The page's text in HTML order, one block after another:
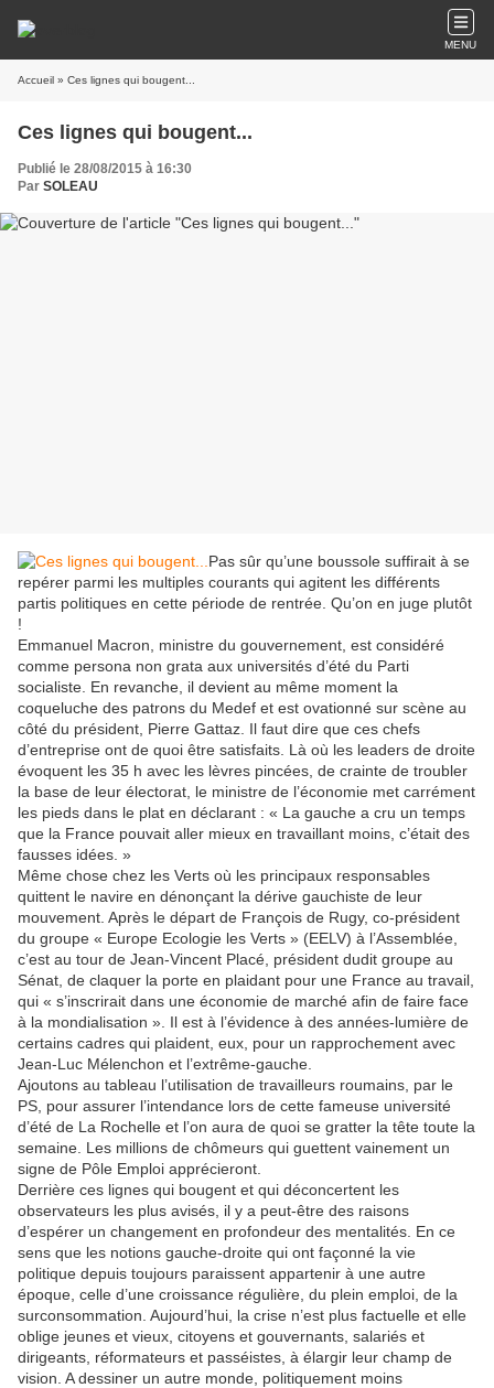
MENU
Accueil » Ces lignes qui bougent...
Ces lignes qui bougent...
Publié le 28/08/2015 à 16:30
Par SOLEAU
Pas sûr qu’une boussole suffirait à se
repérer parmi les multiples courants qui agitent les différents
partis politiques en cette période de rentrée. Qu’on en juge plutôt
!
Emmanuel Macron, ministre du gouvernement, est considéré
comme persona non grata aux universités d’été du Parti
socialiste. En revanche, il devient au même moment la
coqueluche des patrons du Medef et est ovationné sur scène au
côté du président, Pierre Gattaz. Il faut dire que ces chefs
d’entreprise ont de quoi être satisfaits. Là où les leaders de droite
évoquent les 35 h avec les lèvres pincées, de crainte de troubler
la base de leur électorat, le ministre de l’économie met carrément
les pieds dans le plat en déclarant : « La gauche a cru un temps
que la France pouvait aller mieux en travaillant moins, c’était des
fausses idées. »
Même chose chez les Verts où les principaux responsables
quittent le navire en dénonçant la dérive gauchiste de leur
mouvement. Après le départ de François de Rugy, co-président
du groupe « Europe Ecologie les Verts » (EELV) à l’Assemblée,
c’est au tour de Jean-Vincent Placé, président dudit groupe au
Sénat, de claquer la porte en plaidant pour une France au travail,
qui « s’inscrirait dans une économie de marché afin de faire face
à la mondialisation ». Il est à l’évidence à des années-lumière de
certains cadres qui plaident, eux, pour un rapprochement avec
Jean-Luc Mélenchon et l’extrême-gauche.
Ajoutons au tableau l’utilisation de travailleurs roumains, par le
PS, pour assurer l’intendance lors de cette fameuse université
d’été de La Rochelle et l’on aura de quoi se gratter la tête toute la
semaine. Les millions de chômeurs qui guettent vainement un
signe de Pôle Emploi apprécieront.
Derrière ces lignes qui bougent et qui déconcertent les
observateurs les plus avisés, il y a peut-être des raisons
d’espérer un changement en profondeur des mentalités. En ce
sens que les notions gauche-droite qui ont façonné la vie
politique depuis toujours paraissent appartenir à une autre
époque, celle d’une croissance régulière, du plein emploi, de la
surconsommation. Aujourd’hui, la crise n’est plus factuelle et elle
oblige jeunes et vieux, citoyens et gouvernants, salariés et
dirigeants, réformateurs et passéistes, à élargir leur champ de
vision. A dessiner un autre monde, politiquement moins